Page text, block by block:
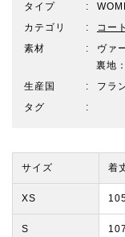
タイプ
カテゴリ
コート
素材
ヴァ
裏地
生産国
フラ
タグ
サイズ 着
XS
S